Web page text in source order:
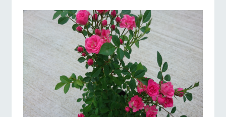
料請求
遊バスのご案内
個人情報取扱いについて
営業時間・料金 交通アクセス
よくあるご質問
団体のお客様へ
ペットをお連れの
お客様へ お問い合わせ